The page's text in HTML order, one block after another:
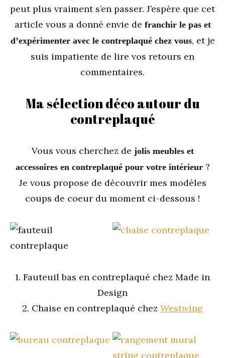
peut plus vraiment s’en passer. J’espère que cet
article vous a donné envie de franchir le pas et
d’expérimenter avec le contreplaqué chez vous, et je
suis impatiente de lire vos retours en
commentaires.
Ma sélection déco autour du
contreplaqué
Vous vous cherchez de jolis meubles et
accessoires en contreplaqué pour votre intérieur?
Je vous propose de découvrir mes modèles
coups de coeur du moment ci-dessous !
1. Fauteuil bas en contreplaqué chez Made in
Design
2. Chaise en contreplaqué chez Westwing